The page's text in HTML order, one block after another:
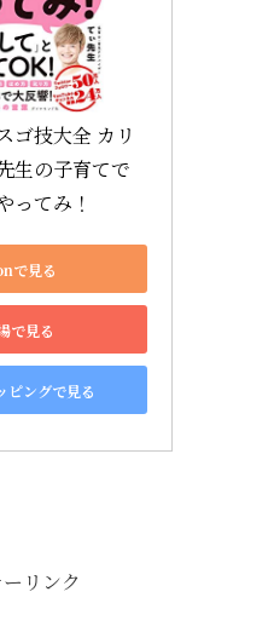
ゴ技大全 カリ
生の子育てで
ってみ！
で見る
で見る
ングで見る
リンク